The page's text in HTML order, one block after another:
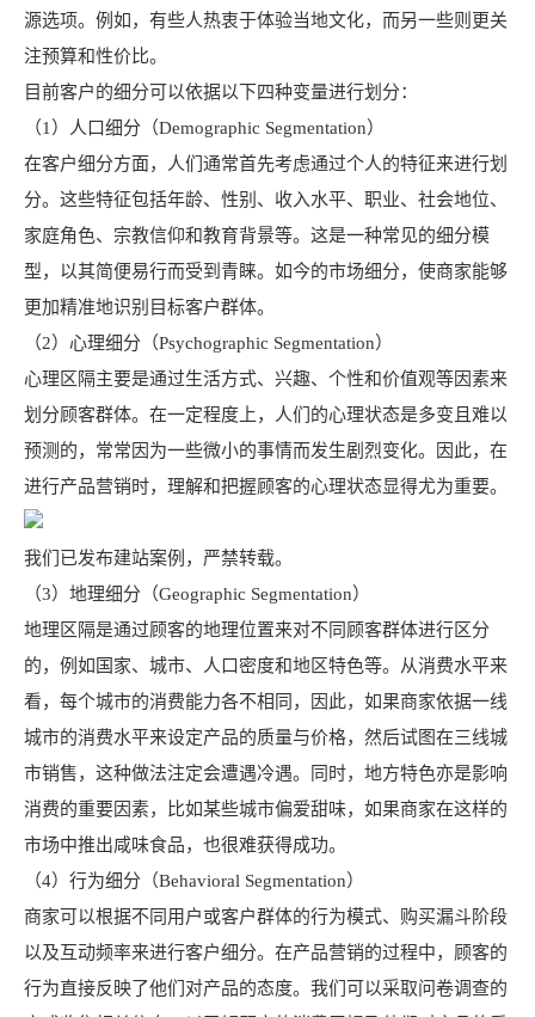
源选项。例如，有些人热衷于体验当地文化，而另一些则更关
注预算和性价比。
目前客户的细分可以依据以下四种变量进行划分：
（1）人口细分（Demographic Segmentation）
在客户细分方面，人们通常首先考虑通过个人的特征来进行划
分。这些特征包括年龄、性别、收入水平、职业、社会地位、
家庭角色、宗教信仰和教育背景等。这是一种常见的细分模
型，以其简便易行而受到青睐。如今的市场细分，使商家能够
更加精准地识别目标客户群体。
（2）心理细分（Psychographic Segmentation）
心理区隔主要是通过生活方式、兴趣、个性和价值观等因素来
划分顾客群体。在一定程度上，人们的心理状态是多变且难以
预测的，常常因为一些微小的事情而发生剧烈变化。因此，在
进行产品营销时，理解和把握顾客的心理状态显得尤为重要。
我们已发布建站案例，严禁转载。
（3）地理细分（Geographic Segmentation）
地理区隔是通过顾客的地理位置来对不同顾客群体进行区分
的，例如国家、城市、人口密度和地区特色等。从消费水平来
看，每个城市的消费能力各不相同，因此，如果商家依据一线
城市的消费水平来设定产品的质量与价格，然后试图在三线城
市销售，这种做法注定会遭遇冷遇。同时，地方特色亦是影响
消费的重要因素，比如某些城市偏爱甜味，如果商家在这样的
市场中推出咸味食品，也很难获得成功。
（4）行为细分（Behavioral Segmentation）
商家可以根据不同用户或客户群体的行为模式、购买漏斗阶段
以及互动频率来进行客户细分。在产品营销的过程中，顾客的
行为直接反映了他们对产品的态度。我们可以采取问卷调查的